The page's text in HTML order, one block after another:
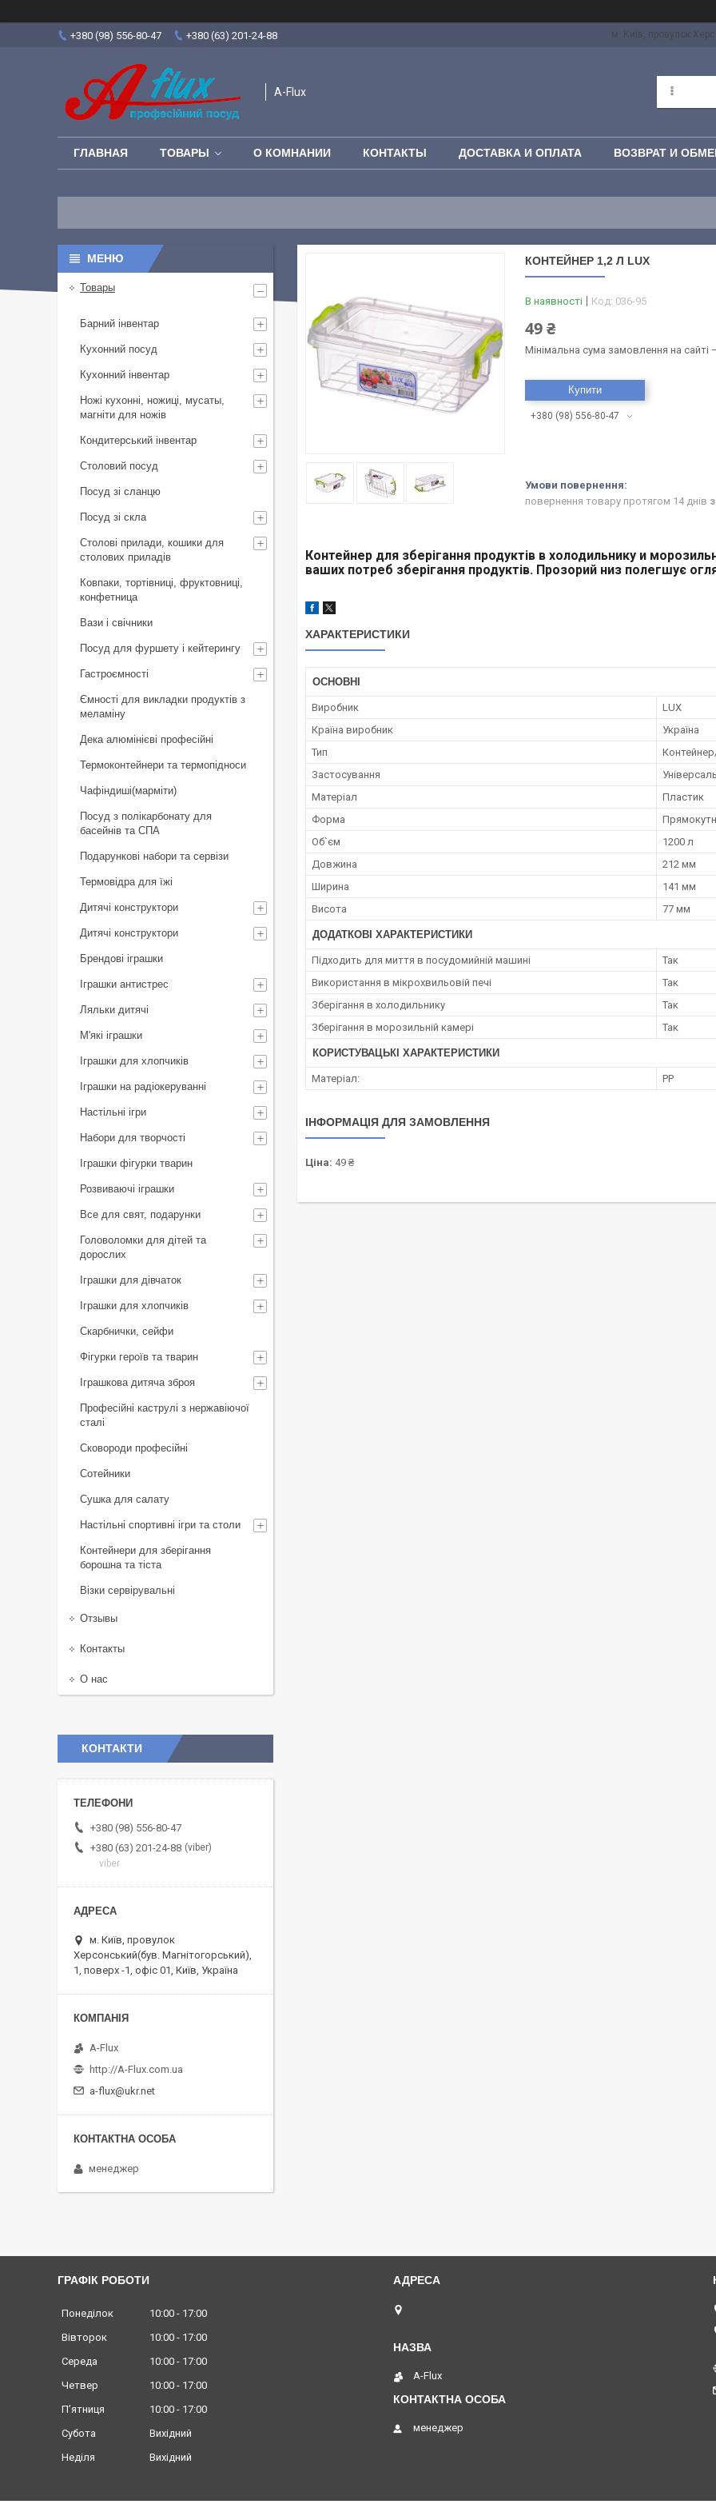
+380 (98) 556-80-47 +380 (63) 201-24-88 м. Київ, провулок
A-Flux
ГЛАВНАЯ ТОВАРЫ О КОМНАНИИ КОНТАКТЫ ДОСТАВКА И ОПЛАТА ВОЗВРАТ И
КОНТЕЙНЕР 1,2 Л LUX
В наявності Код: 036-95
49 ₴
Мінімальна сума замовлення на сайті
Купити
+380 (98) 556-80-47
повернення товару протягом 14 днів
Контейнер для зберігання продуктів в холодильнику и
ваших потреб зберігання продуктів. Прозорий низ полегшує
ХАРАКТЕРИСТИКИ
ОСНОВНІ
Виробник
LUX
Країна виробник
Україна
Тип
Застосування
Матеріал
Пластик
Форма
Об`єм
1200 л
Довжина
212 мм
Ширина
141 мм
Висота
77 мм
ДОДАТКОВІ ХАРАКТЕРИСТИКИ
Підходить для миття в посудомийній машині
Так
Використання в мікрохвильовій печі
Так
Зберігання в холодильнику
Так
Зберігання в морозильній камері
Так
КОРИСТУВАЦЬКІ ХАРАКТЕРИСТИКИ
Матеріал: PP
ІНФОРМАЦІЯ ДЛЯ ЗАМОВЛЕННЯ
Ціна: 49 ₴
Товары
Барний інвентар
Кухонний посуд
Кухонний інвентар
Ножі кухонні, ножиці, мусаты,
магніти для ножів
Кондитерський інвентар
Столовий посуд
Посуд зі сланцю
Посуд зі скла
Столові прилади, кошики для
столових приладів
Ковпаки, тортівниці, фруктовниці,
конфетница
Вази і свічники
Посуд для фуршету і кейтерингу
Гастроємності
Ємності для викладки продуктів з
меламіну
Дека алюмінієві професійні
Термоконтейнери та термопідноси
Чафіндиші(марміти)
Посуд з полікарбонату для
басейнів та СПА
Подарункові набори та сервізи
Термовідра для їжі
Дитячі конструктори
Дитячі конструктори
Брендові іграшки
Іграшки антистрес
Ляльки дитячі
М'які іграшки
Іграшки для хлопчиків
Іграшки на радіокеруванні
Настільні ігри
Набори для творчості
Іграшки фігурки тварин
Розвиваючі іграшки
Все для свят, подарунки
Головоломки для дітей та
дорослих
Іграшки для дівчаток
Іграшки для хлопчиків
Скарбнички, сейфи
Фігурки героїв та тварин
Іграшкова дитяча зброя
Професійні каструлі з нержавіючої
сталі
Сковороди професійні
Сотейники
Сушка для салату
Настільні спортивні ігри та столи
Контейнери для зберігання
борошна та тіста
Візки сервірувальні
Отзывы
Контакты
О нас
КОНТАКТИ
+380 (98) 556-80-47
+380 (63) 201-24-88 viber
viber
м. Київ, провулок
Херсонський(був. Магнітогорський),
1, поверх -1, офіс 01, Київ, Україна
A-Flux
http://A-Flux.com.ua
a-flux@ukr.net
менеджер
ГРАФІК РОБОТИ
Понеділок 10:00
17:00
Вівторок
10:00
17:00
Середа
10:00
17:00
Четвер
10:00
17:00
Пʼятниця
10:00
17:00
Субота
Вихідний
Неділя
Вихідний
A-Flux
менеджер